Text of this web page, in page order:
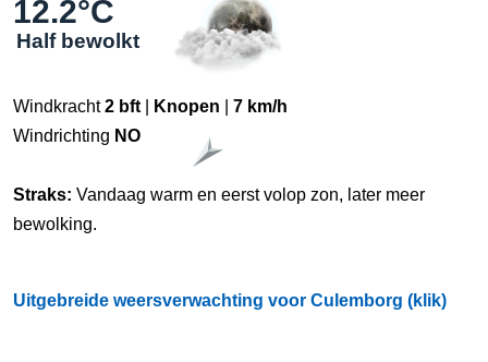
12.2°C
Half bewolkt
Windkracht2 bft Knopen
7 km/h
Windrichting NO
Straks: Vandaag warm en eerst volop zon, later meer
bewolking.
Uitgebreide weersverwachting voor Culemborg (klik)